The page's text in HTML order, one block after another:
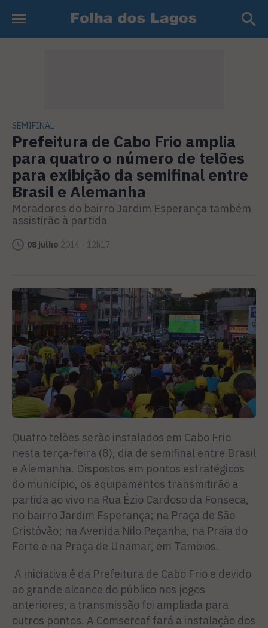
SEMIFINAL
Prefeitura de Cabo Frio amplia
para quatro o número de telões
para exibição da semifinal entre
Brasil e Alemanha
Moradores do bairro Jardim Esperança também
assistirão à partida
08 julho 2014 - 12h17
Quatro telões serão instalados em Cabo Frio
nesta terça-feira (8), dia de semifinal entre Brasil
e Alemanha. Dispostos em pontos estratégicos
do município, os equipamentos transmitirão a
partida ao vivo na Rua Ézio Cardoso da Fonseca,
no bairro Jardim Esperança; na Praça de São
Cristóvão; na Avenida Nilo Peçanha, na Praia do
Forte e na Praça de Unamar, em Tamoios.
A iniciativa é da Prefeitura de Cabo Frio e devido
ao grande alcance do público nos jogos
anteriores, a transmissão foi ampliada para
outros pontos. A Comsercaf fará a instalação dos